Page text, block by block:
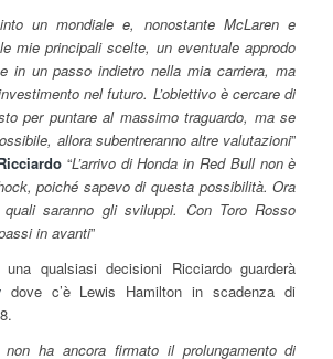
un mondiale e, nonostante McLaren e
mie principali scelte, un eventuale approdo
in un passo indietro nella mia carriera, ma
nel futuro. L’obiettivo è cercare di
per puntare al massimo traguardo, ma se
allora subentreranno altre valutazioni”
“L’arrivo di Honda in Red Bull non è
poiché sapevo di questa possibilità. Ora
saranno gli sviluppi. Con Toro Rosso
in avanti”
qualsiasi decisioni Ricciardo guarderà
dove c’è Lewis Hamilton in scadenza di
ha ancora firmato il prolungamento di